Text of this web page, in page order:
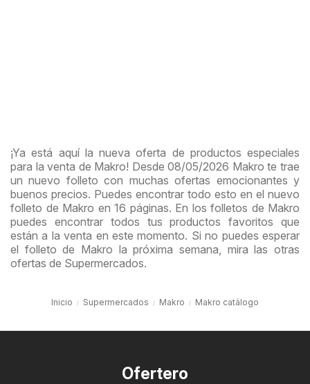
¡Ya está aquí la nueva oferta de productos especiales
para la venta de Makro! Desde 08/05/2026 Makro te trae
un nuevo folleto con muchas ofertas emocionantes y
buenos precios. Puedes encontrar todo esto en el nuevo
folleto de Makro en 16 páginas. En los folletos de Makro
puedes encontrar todos tus productos favoritos que
están a la venta en este momento. Si no puedes esperar
el folleto de Makro la próxima semana, mira las otras
ofertas de Supermercados.
Inicio Supermercados Makro Makro catálogo
Ofertero